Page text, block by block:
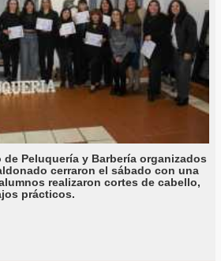
de Peluquería y Barbería organizados
cerraron el sábado con una
realizaron cortes de cabello,
prácticos.